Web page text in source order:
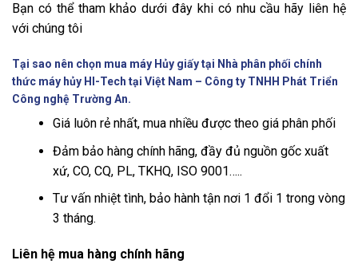
Bạn có thể tham khảo dưới đây khi có nhu cầu hãy liên hệ
với chúng tôi
Tại sao nên chọn mua máy Hủy giấy tại Nhà phân phối chính
thức máy hủy HI-Tech tại Việt Nam – Công ty TNHH Phát Triển
Công nghệ Trường An.
Giá luôn rẻ nhất, mua nhiều được theo giá phân phối
Đảm bảo hàng chính hãng, đầy đủ nguồn gốc xuất
xứ, CO, CQ, PL, TKHQ, ISO 9001…..
Tư vấn nhiệt tình, bảo hành tận nơi 1 đổi 1 trong vòng
3 tháng.
Liên hệ mua hàng chính hãng